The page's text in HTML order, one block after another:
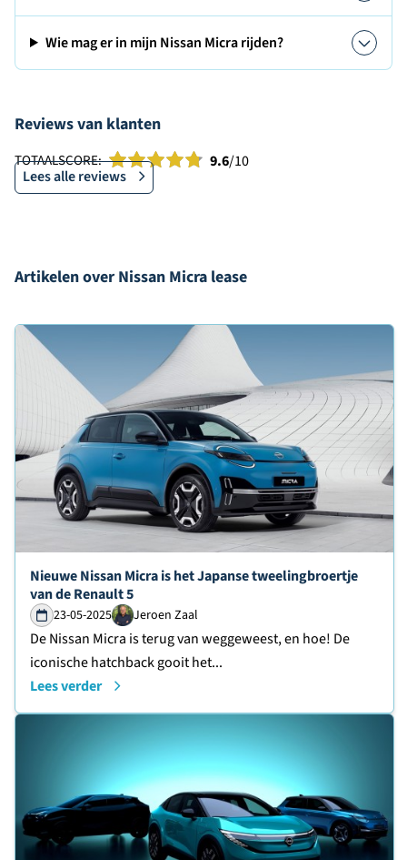
Wie mag er in mijn Nissan Micra rijden?
Reviews van klanten
TOTAALSCORE: 9.6/10
Lees alle reviews
Artikelen over Nissan Micra lease
Lees verder over
Nieuwe Nissan Micra is het Japanse tweelingbroertje
van de Renault 5
23-05-2025 Jeroen Zaal
De Nissan Micra is terug van weggeweest, en hoe! De
iconische hatchback gooit het...
Lees verder